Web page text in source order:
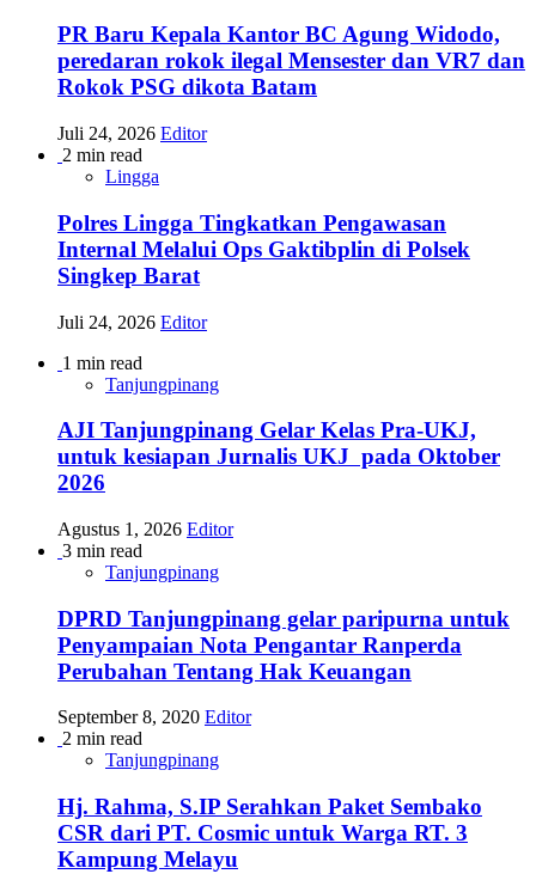
PR Baru Kepala Kantor BC Agung Widodo,
peredaran rokok ilegal Mensester dan VR7 dan
Rokok PSG dikota Batam
Juli 24, 2026 Editor
2 min read
Lingga
Polres Lingga Tingkatkan Pengawasan
Internal Melalui Ops Gaktibplin di Polsek
Singkep Barat
Juli 24, 2026 Editor
1 min read
Tanjungpinang
AJI Tanjungpinang Gelar Kelas Pra-UKJ,
untuk kesiapan Jurnalis UKJ pada Oktober
2026
Agustus 1, 2026 Editor
3 min read
Tanjungpinang
DPRD Tanjungpinang gelar paripurna untuk
Penyampaian Nota Pengantar Ranperda
Perubahan Tentang Hak Keuangan
September 8, 2020 Editor
2 min read
Tanjungpinang
Hj. Rahma, S.IP Serahkan Paket Sembako
CSR dari PT. Cosmic untuk Warga RT. 3
Kampung Melayu